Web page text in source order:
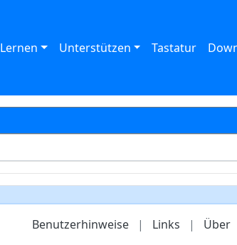
Lernen Unterstützen Tastatur
Benutzerhinweise | Links | Über